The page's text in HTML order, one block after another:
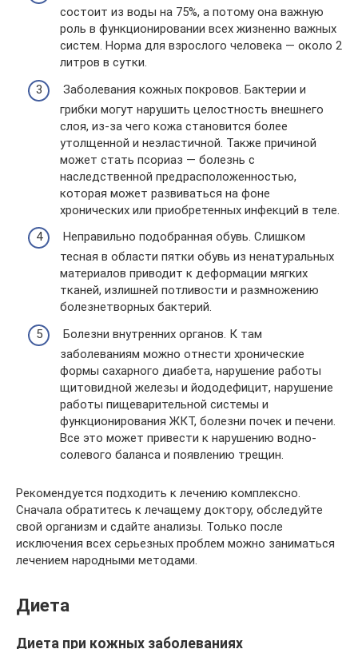
состоит из воды на 75%, а потому она важную
роль в функционировании всех жизненно важных
систем. Норма для взрослого человека — около 2
литров в сутки.
Заболевания кожных покровов. Бактерии и
грибки могут нарушить целостность внешнего
слоя, из-за чего кожа становится более
утолщенной и неэластичной. Также причиной
может стать псориаз — болезнь с
наследственной предрасположенностью,
которая может развиваться на фоне
хронических или приобретенных инфекций в теле.
Неправильно подобранная обувь. Слишком
тесная в области пятки обувь из ненатуральных
материалов приводит к деформации мягких
тканей, излишней потливости и размножению
болезнетворных бактерий.
Болезни внутренних органов. К там
заболеваниям можно отнести хронические
формы сахарного диабета, нарушение работы
щитовидной железы и йододефицит, нарушение
работы пищеварительной системы и
функционирования ЖКТ, болезни почек и печени.
Все это может привести к нарушению водно-
солевого баланса и появлению трещин.
Рекомендуется подходить к лечению комплексно.
Сначала обратитесь к лечащему доктору, обследуйте
свой организм и сдайте анализы. Только после
исключения всех серьезных проблем можно заниматься
лечением народными методами.
Диета
Диета при кожных заболеваниях